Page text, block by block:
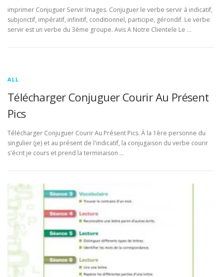
imprimer Conjuguer Servir Images. Conjuguer le verbe servir à indicatif,
subjonctif, impératif, infinitif, conditionnel, participe, gérondif. Le verbe
servir est un verbe du 3ème groupe. Avis A Notre Clientele Le …
ALL
Télécharger Conjuguer Courir Au Présent
Pics
Télécharger Conjuguer Courir Au Présent Pics. À la 1ère personne du
singulier (je) et au présent de l'indicatif, la conjugaison du verbe courir
s'écrit je cours et prend la terminaison …